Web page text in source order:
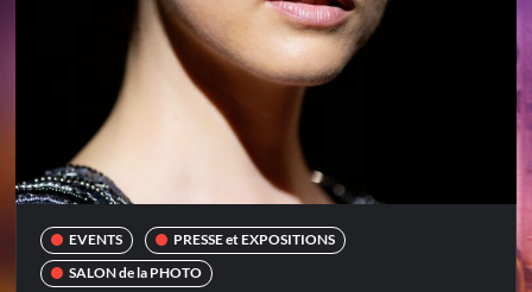
EVENTS
PRESSE et EXPOSITIONS
SALON de la PHOTO